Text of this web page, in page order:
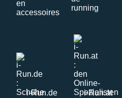
i-Run.de i-Run.at